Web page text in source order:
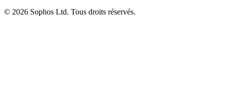
© 2026 Sophos Ltd. Tous droits réservés.